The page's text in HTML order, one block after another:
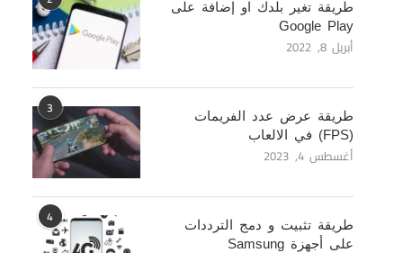
طريقة تغير بلدك او إضافة على
Google Play
أبريل 8, 2022
3
طريقة عرض عدد الفريمات
(FPS) في الالعاب
أغسطس 4, 2023
4
طريقة تثبيت و دمج الترددات
على أجهزة Samsung